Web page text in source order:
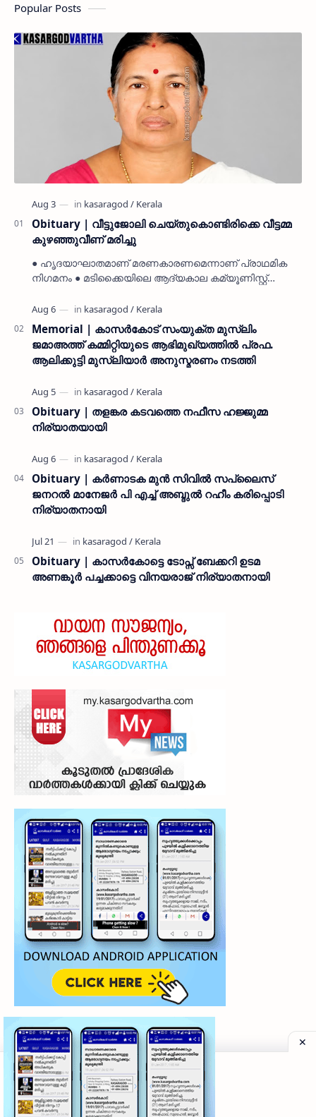
Popular Posts
Obituary | വീട്ടുജോലി ചെയ്തുകൊണ്ടിരിക്കെ വീട്ടമ്മ
കുഴഞ്ഞുവീണ് മരിച്ചു
● ഹൃദയാഘാതമാണ് മരണകാരണമെന്നാണ് പ്രാഥമിക
നിഗമനം ● മടിക്കൈയിലെ ആദ്യകാല കമ്യൂണിസ്റ്റ്
മകളാണ് ● വിവരമറിഞ്ഞ് ജനപ്ര…
Memorial | കാസർകോട് സംയുക്ത മുസ്ലിം
ജമാഅത്ത് കമ്മിറ്റിയുടെ ആഭിമുഖ്യത്തിൽ പ്രഫ.
ആലിക്കുട്ടി മുസ്ലിയാർ അനുസ്മരണം നടത്തി
Obituary | തളങ്കര കടവത്തെ നഫീസ ഹജ്ജുമ്മ
നിര്യാതയായി
Obituary | കർണാടക മുൻ സിവില്‍ സപ്ലൈസ്
ജനറൽ മാനേജർ പി എച്ച് അബ്ദുൽ റഹീം കരിപ്പൊടി
നിര്യാതനായി
Obituary | കാസർകോട്ടെ ടോപ്സ് ബേക്കറി ഉടമ
അണങ്കൂർ പച്ചക്കാട്ടെ വിനയരാജ് നിര്യാതനായി
©2026‧My Kasaragod Vartha | LATEST KASARAGOD